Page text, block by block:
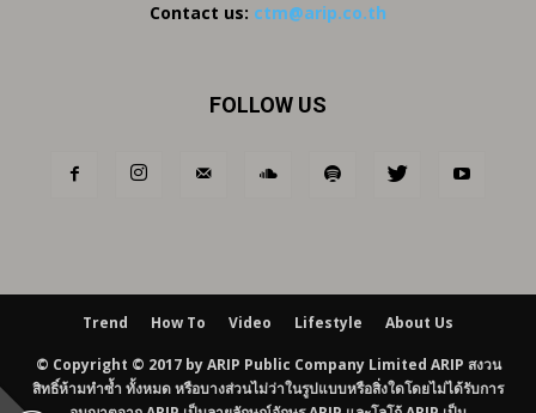
Contact us: ctm@arip.co.th
FOLLOW US
Trend How To Video Lifestyle About Us
© Copyright © 2017 by ARIP Public Company Limited ARIP สงวน
สิทธิ์ห้ามทำซ้ำ ทั้งหมด หรือบางส่วนไม่ว่าในรูปแบบหรือสิ่งใดโดยไม่ได้รับการ